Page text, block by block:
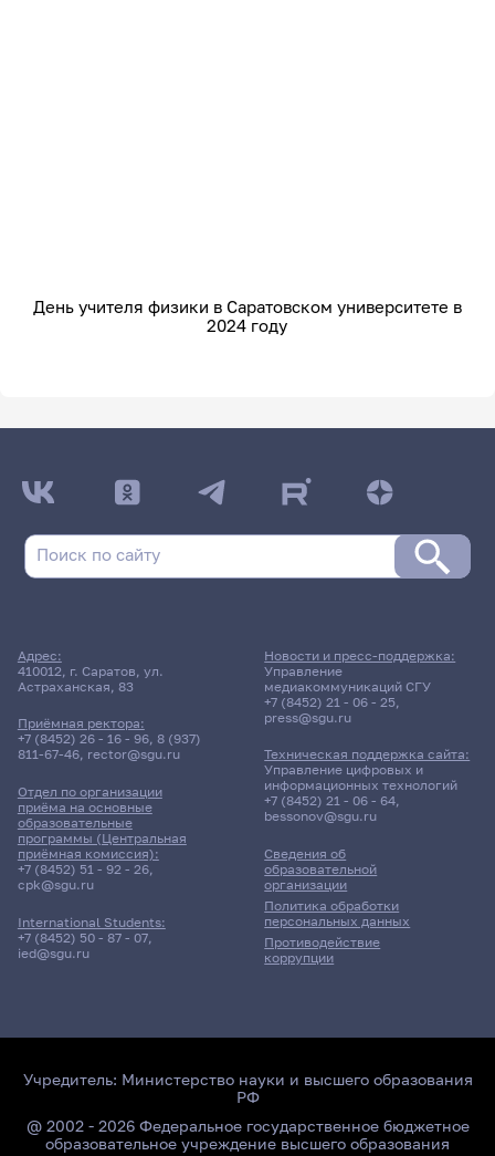
День учителя физики в Саратовском университете в
2024 году
Адрес:
410012, г. Саратов, ул.
Астраханская, 83
Приёмная ректора:
+7 (8452) 26 - 16 - 96, 8 (937)
811-67-46, rector@sgu.ru
Отдел по организации
приёма на основные
образовательные
программы (Центральная
приёмная комиссия):
+7 (8452) 51 - 92 - 26,
cpk@sgu.ru
International Students:
+7 (8452) 50 - 87 - 07,
ied@sgu.ru
Сведения об
образовательной
организации
Политика обработки
персональных данных
Противодействие
коррупции
Новости и пресс-поддержка:
Управление
медиакоммуникаций СГУ
+7 (8452) 21 - 06 - 25,
press@sgu.ru
Техническая поддержка сайта:
Управление цифровых и
информационных технологий
+7 (8452) 21 - 06 - 64,
bessonov@sgu.ru
Учредитель: Министерство науки и высшего образования
РФ
@ 2002 - 2026 Федеральное государственное бюджетное
образовательное учреждение высшего образования